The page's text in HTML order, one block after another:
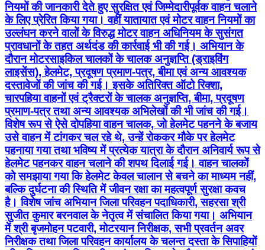
नियमों की जानकारी देते हुए सुरक्षित एवं जिम्मेदारीपूर्वक वाहन चलाने
के लिए प्रेरित किया गया। वहीं यातायात एवं मोटर वाहन नियमों का
उल्लंघन करने वालों के विरुद्ध मोटर वाहन अधिनियम के सुसंगत
प्रावधानों के तहत अर्थदंड की कार्रवाई भी की गई। अभियान के
दौरान मोटरसाइकिल चालकों के चालक अनुज्ञप्ति (ड्राइविंग
लाइसेंस), हेलमेट, प्रदूषण प्रमाण-पत्र, बीमा एवं अन्य आवश्यक
दस्तावेजों की जांच की गई। इसके अतिरिक्त ऑटो रिक्शा,
चारपहिया वाहनों एवं ट्रैक्टरों के चालक अनुज्ञप्ति, बीमा, प्रदूषण
प्रमाण-पत्र तथा अन्य आवश्यक अभिलेखों की भी जांच की गई।
विशेष रूप से ऐसे दोपहिया वाहन चालक, जो हेलमेट पहनने के बजाय
उसे वाहन में टांगकर चल रहे थे, उन्हें रोककर मौके पर हेलमेट
पहनाया गया तथा भविष्य में प्रत्येक यात्रा के दौरान अनिवार्य रूप से
हेलमेट पहनकर वाहन चलाने की शपथ दिलाई गई। वाहन चालकों
को समझाया गया कि हेलमेट केवल चालान से बचने का माध्यम नहीं,
बल्कि दुर्घटना की स्थिति में जीवन रक्षा का महत्वपूर्ण सुरक्षा कवच
है। विशेष जांच अभियान जिला परिवहन पदाधिकारी, सहरसा श्री
सुजीत कुमार बरनवाल के नेतृत्व में संचालित किया गया। अभियान
में श्री बृजमोहन पटवारी, मोटरयान निरीक्षक, सभी प्रवर्तन अवर
निरीक्षक तथा जिला परिवहन कार्यालय के चलन्त दस्ता के सिपाहियों